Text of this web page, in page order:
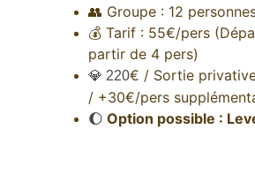
👥 Groupe : 12
💰 Tarif : 55€/pers
partir de 4 pers)
💎 220€ / Sortie
/ +30€/pers
🌔 Option possible :